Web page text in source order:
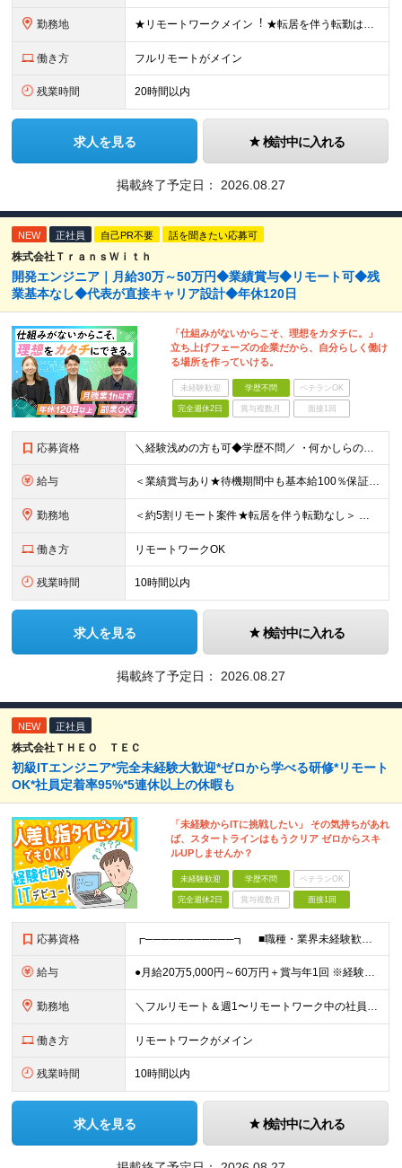
勤務地 ★リモートワークメイン︕ ★転居を伴う転勤は⼀切ありません ★帰社⽇なし ★案件選択権100%！会社都合でのアサインは⼀切なし 愛知県・岐⾩県の各プロジェクトから選んでいただきます。 【本社】
働き方 フルリモートがメイン
残業時間 20時間以内
求人を見る 検討中に入れる
掲載終了予定日： 2026.08.27
NEW 正社員 自己PR不要 話を聞きたい応募可
株式会社ＴｒａｎｓＷｉｔｈ
開発エンジニア｜月給30万～50万円◆業績賞与◆リモート可◆残
業基本なし◆代表が直接キャリア設計◆年休120日
「仕組みがないからこそ、理想をカタチに。」
立ち上げフェーズの企業だから、自分らしく働け
る場所を作っていける。
未経験歓迎 学歴不問 ベテランOK
完全週休2日 賞与複数月 面接1回
応募資格 ＼経験浅めの方も可◆学歴不問／ ・何かしらの開発実務経験をお持ちの方（言語・開発環境不問） ～このような方にオススメです～ ・「自分一人でも稼げるような市場価値を身に付けたい方」 ・「組織の立ち上げ
給与 ＜業績賞与あり★待機期間中も基本給100％保証＞ 月給30万円～50万円＋賞与（業績による） ※固定残業代（月20時間・37800円～）を含みます。超過分は別途支給します ※試用期間6ヵ月あり。期間
勤務地 ＜約5割リモート案件★転居を伴う転勤なし＞ 東京・埼玉・千葉・神奈川のプロジェクト先での勤務となります。 ■本社 東京都港区赤坂2-13-5赤坂會舘ビルB1 (変更の範囲)上記を除く当社関連勤務地
働き方 リモートワークOK
残業時間 10時間以内
求人を見る 検討中に入れる
掲載終了予定日： 2026.08.27
NEW 正社員
株式会社ＴＨＥＯ ＴＥＣ
初級ITエンジニア*完全未経験大歓迎*ゼロから学べる研修*リモート
OK*社員定着率95%*5連休以上の休暇も
「未経験からITに挑戦したい」 その気持ちがあれ
ば、スタートラインはもうクリア ゼロからスキ
ルUPしませんか？
未経験歓迎 学歴不問 ベテランOK
完全週休2日 賞与複数月 面接1回
応募資格 ┏───────────┓ ■職種・業界未経験歓迎 ┗───────────┛ ◆学歴不問 ◆第二新卒・既卒・ブランクOK ＼こんな方も大歓迎！／ ～～～～～～～～～ ＊社会人デビューしたい ＊
給与 ●月給20万5,000円～60万円＋賞与年1回 ※経験・年齢・能力などを考慮の上、決定 ※固定残業代（月5時間・8,000円～43,479円）を含みます ※超過分は、別途全額支給します ＜資格手当
勤務地 ＼フルリモート＆週1〜リモートワーク中の社員が全体の70％／ ★引っ越しを伴う転勤なし ★駅チカ勤務のプロジェクト多数 ＼あなたの思い描く環境で勤務が可能／ 本社・東京・神奈川・千葉・埼玉の各プロジ
働き方 リモートワークがメイン
残業時間 10時間以内
求人を見る 検討中に入れる